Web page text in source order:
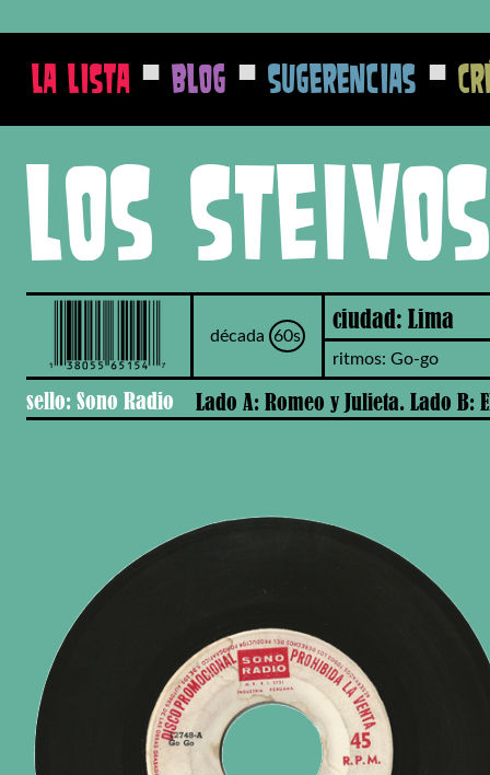
La Lista ■ Blog ■ Sugerencias ■
Los
década 60s
ciudad: Lima
ritmos: Go-go
sello: Sono Radio Lado A: Romeo y Julieta. Lado B: